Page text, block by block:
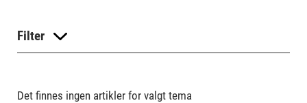
Filter
Det finnes ingen artikler for valgt tema